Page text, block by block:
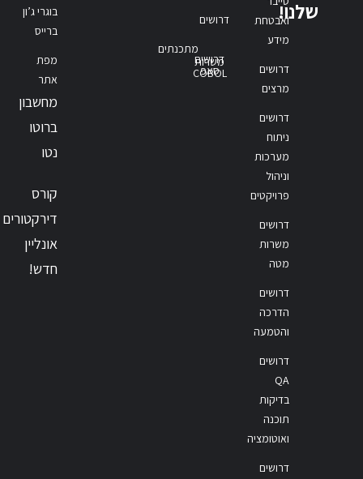
שלנו!ואבטחת
מידע
דרושים
מרצים
דרושים
ניתוח
מערכות
וניהול
פרויקטים
דרושים
משרות
מטה
דרושים
הדרכה
והטמעה
דרושים
QA
בדיקות
תוכנה
ואוטומציה
דרושים
דרושים
מתכנתים
דרושים
סאפ
משרות
COBOL
בוגרי ג’ון
ברייס
מפת
אתר
מחשבון
ברוטו
נטו
קורס
דירקטורים
אונליין
חדש!